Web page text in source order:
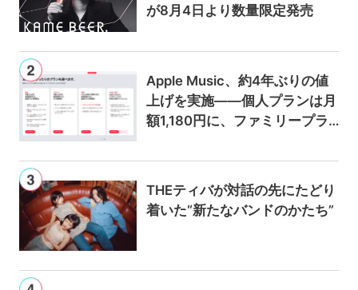
が8月4日より数量限定発売
Apple Music、約4年ぶりの値
上げを実施——個人プランは月
額1,180円に、ファミリープラ
THEティバが対話の先にたどり
着いた“新たなバンドのかたち”